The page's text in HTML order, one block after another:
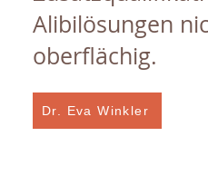
Alibilösungen
oberflächig.
Dr. Eva Winkler